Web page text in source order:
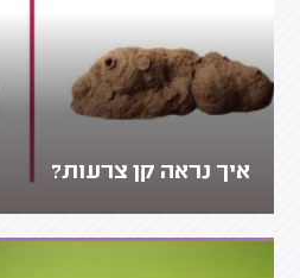
איך נראה קן צרעות?